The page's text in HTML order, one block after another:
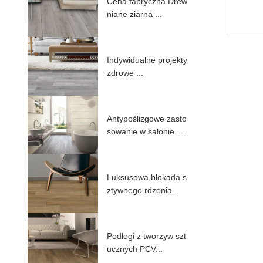
niane ziarna ...
Indywidualne projekty
zdrowe ...
Antypoślizgowe zasto
sowanie w salonie P
Luksusowa blokada s
ztywnego rdzenia...
Podłogi z tworzyw szt
ucznych PCV...